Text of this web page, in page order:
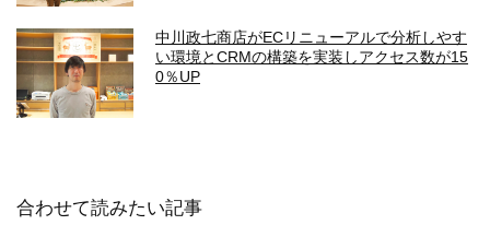
中川政七商店がECリニューアルで分析しやす
い環境とCRMの構築を実装しアクセス数が15
0％UP
合わせて読みたい記事